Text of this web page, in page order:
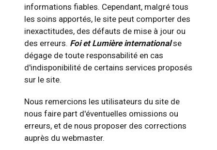
informations fiables. Cependant, malgré tous
les soins apportés, le site peut comporter des
inexactitudes, des défauts de mise à jour ou
des erreurs. Foi et Lumière internationalse
dégage de toute responsabilité en cas
d'indisponibilité de certains services proposés
sur le site.
Nous remercions les utilisateurs du site de
nous faire part d'éventuelles omissions ou
erreurs, et de nous proposer des corrections
auprès du webmaster.